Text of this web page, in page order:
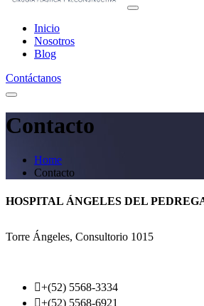
Inicio
Nosotros
Blog
Contáctanos
Contacto
Home
Contacto
HOSPITAL ÁNGELES DEL
Torre Ángeles, Consultorio 1015
+(52) 5568-3334
+(52) 5568-6921